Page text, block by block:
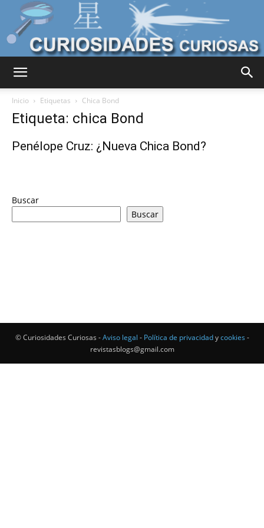
Inicio Etiquetas Chica Bond
Etiqueta: chica Bond
Penélope Cruz: ¿Nueva Chica Bond?
Buscar
Buscar
© Curiosidades Curiosas -Aviso legal - Política de privacidadycookies -
revistasblogs@gmail.com